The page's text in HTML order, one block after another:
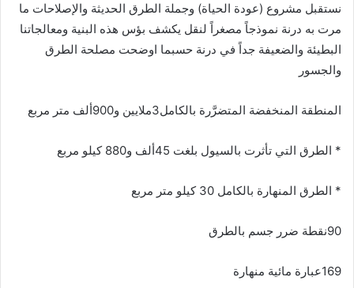
نستقبل مشروع (عودة الحياة) وجملة الطرق الحديثة والإصلاحات ما
مرت به درنة نموذجاً مصغراً لنقل يكشف بؤس هذه البنية ومعالجاتنا
البطيئة والضعيفة جداً في درنة حسبما اوضحت مصلحة الطرق
والجسور
المنطقة المنخفضة المتضرَّرة بالكامل3ملايين و900ألف متر مربع
* الطرق التي تأثرت بالسيول بلغت 45ألف و880 كيلو مربع
* الطرق المنهارة بالكامل 30 كيلو متر مربع
90نقطة ضرر جسم بالطرق
169عبارة مائية منهارة